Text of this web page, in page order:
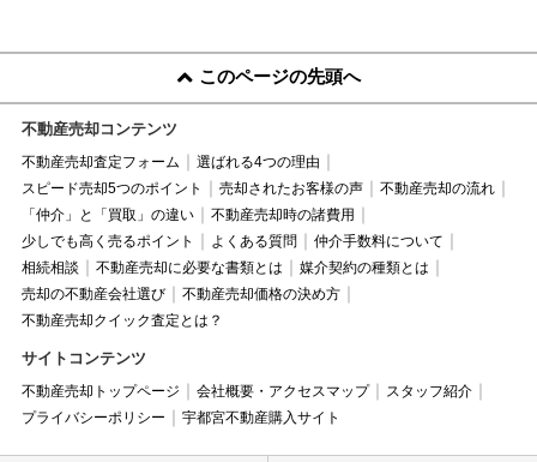
このページの先頭へ
不動産売却コンテンツ
不動産売却査定フォーム
選ばれる4つの理由
スピード売却5つのポイント
売却されたお客様の声
不動産売却の流れ
「仲介」と「買取」の違い
不動産売却時の諸費用
少しでも高く売るポイント
よくある質問
仲介手数料について
相続相談
不動産売却に必要な書類とは
媒介契約の種類とは
売却の不動産会社選び
不動産売却価格の決め方
不動産売却クイック査定とは？
サイトコンテンツ
不動産売却トップページ 会社概要・アクセスマップ
スタッフ紹介
プライバシーポリシー
宇都宮不動産購入サイト